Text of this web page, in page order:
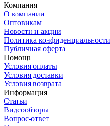
Компания
О компании
Оптовикам
Новости и акции
Политика конфиденциальности
Публичная оферта
Помощь
Условия оплаты
Условия доставки
Условия возврата
Информация
Статьи
Видеообзоры
Вопрос-ответ